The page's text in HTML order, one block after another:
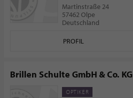
Martinstraße 24
57462 Olpe
Deutschland
PROFIL
Brillen Schulte GmbH & Co. KG
OPTIKER